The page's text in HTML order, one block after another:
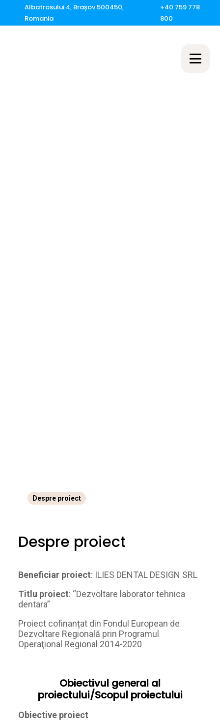
Albatrosului 4, Brașov 500450,
Romania
+40 759 778
800
Despre proiect
Despre proiect
Beneficiar proiect: ILIES DENTAL DESIGN SRL
Titlu proiect: “Dezvoltare laborator tehnica
dentara”
Proiect cofinanțat din Fondul European de
Dezvoltare Regională prin Programul
Operaţional Regional 2014-2020
Obiectivul general al
proiectului/Scopul proiectului
Obiective proiect